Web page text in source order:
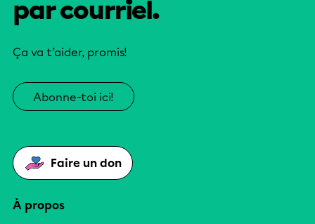
par courriel.
Ça va t’aider, promis!
Abonne-toi ici!
Faire un don
À propos